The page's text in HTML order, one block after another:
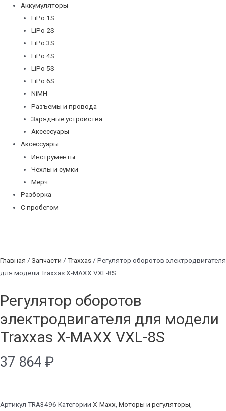
Аккумуляторы
LiPo 1S
LiPo 2S
LiPo 3S
LiPo 4S
LiPo 5S
LiPo 6S
NiMH
Разъемы и провода
Зарядные устройства
Аксессуары
Аксессуары
Инструменты
Чехлы и сумки
Мерч
Разборка
С пробегом
Главная / Запчасти / Traxxas / Регулятор оборотов электродвигателя
для модели Traxxas X-MAXX VXL-8S
Регулятор оборотов
электродвигателя для модели
Traxxas X-MAXX VXL-8S
37 864 ₽
Артикул TRA3496 Категории X-Maxx, Моторы и регуляторы,